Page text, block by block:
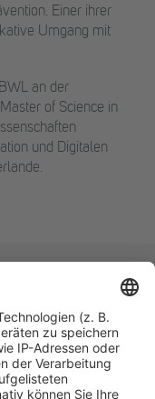
Einer ihrer
Umgang mit
an der
of Science in
und Digitalen